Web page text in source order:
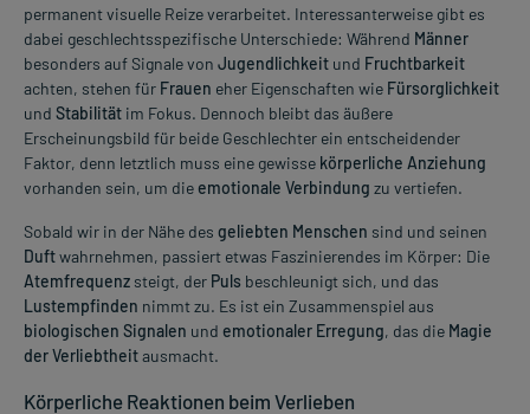
permanent visuelle Reize verarbeitet. Interessanterweise gibt es
dabei geschlechtsspezifische Unterschiede: Während Männer
besonders auf Signale von Jugendlichkeit und Fruchtbarkeit
achten, stehen für Frauen eher Eigenschaften wie Fürsorglichkeit
und Stabilität im Fokus. Dennoch bleibt das äußere
Erscheinungsbild für beide Geschlechter ein entscheidender
Faktor, denn letztlich muss eine gewisse körperliche Anziehung
vorhanden sein, um dieemotionale Verbindung zu vertiefen.
Sobald wir in der Nähe des geliebten Menschen sind und seinen
Duftwahrnehmen, passiert etwas Faszinierendes im Körper: Die
Atemfrequenz steigt, der Puls beschleunigt sich, und das
Lustempfinden nimmt zu. Es ist ein Zusammenspiel aus
biologischen Signalen und emotionaler Erregung, das die Magie
der Verliebtheitausmacht.
Körperliche Reaktionen beim Verlieben